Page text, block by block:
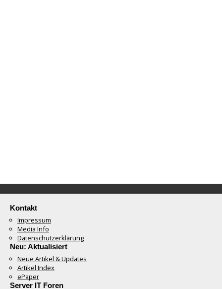
Kontakt
Impressum
Media Info
Datenschutzerklärung
Neu: Aktualisiert
Neue Artikel & Updates
Artikel Index
ePaper
Server IT Foren